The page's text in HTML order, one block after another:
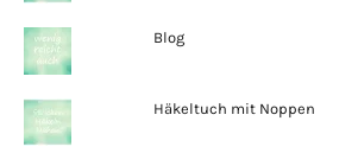
Blog
Häkeltuch mit Noppen